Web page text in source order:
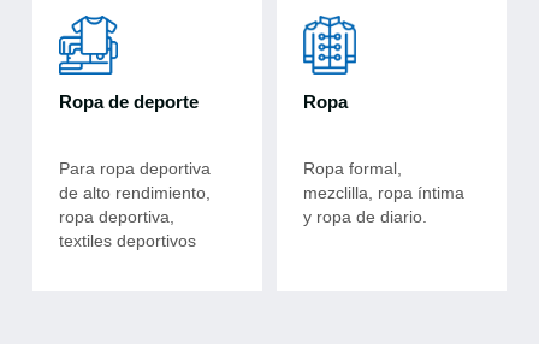
Ropa de deporte
Para ropa deportiva
de alto rendimiento,
ropa deportiva,
textiles deportivos
Ropa
Ropa formal,
mezclilla, ropa íntima
y ropa de diario.